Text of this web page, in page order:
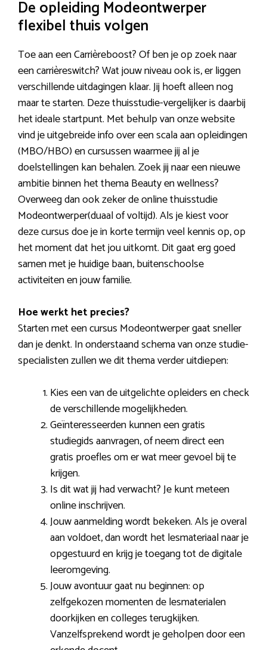
De opleiding Modeontwerper
flexibel thuis volgen
Toe aan een Carrièreboost? Of ben je op zoek naar
een carrièreswitch? Wat jouw niveau ook is, er liggen
verschillende uitdagingen klaar. Jij hoeft alleen nog
maar te starten. Deze thuisstudie-vergelijker is daarbij
het ideale startpunt. Met behulp van onze website
vind je uitgebreide info over een scala aan opleidingen
(MBO/HBO) en cursussen waarmee jij al je
doelstellingen kan behalen. Zoek jij naar een nieuwe
ambitie binnen het thema Beauty en wellness?
Overweeg dan ook zeker de online thuisstudie
Modeontwerper(duaal of voltijd). Als je kiest voor
deze cursus doe je in korte termijn veel kennis op, op
het moment dat het jou uitkomt. Dit gaat erg goed
samen met je huidige baan, buitenschoolse
activiteiten en jouw familie.
Hoe werkt het precies?
Starten met een cursus Modeontwerper gaat sneller
dan je denkt. In onderstaand schema van onze studie-
specialisten zullen we dit thema verder uitdiepen:
Kies een van de uitgelichte opleiders en check
de verschillende mogelijkheden.
Geïnteresseerden kunnen een gratis
studiegids aanvragen, of neem direct een
gratis proefles om er wat meer gevoel bij te
krijgen.
Is dit wat jij had verwacht? Je kunt meteen
online inschrijven.
Jouw aanmelding wordt bekeken. Als je overal
aan voldoet, dan wordt het lesmateriaal naar je
opgestuurd en krijg je toegang tot de digitale
leeromgeving.
Jouw avontuur gaat nu beginnen: op
zelfgekozen momenten de lesmaterialen
doorkijken en colleges terugkijken.
Vanzelfsprekend wordt je geholpen door een